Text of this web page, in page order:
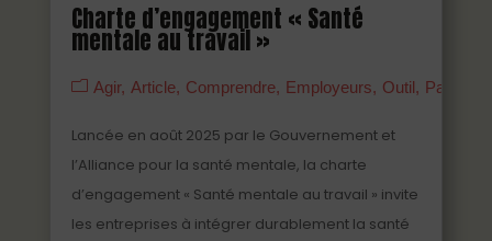
Charte d’engagement « Santé
mentale au travail »
Agir Article Comprendre Employeurs Outil
Lancée en août 2025 par le Gouvernement et
l’Alliance pour la santé mentale, la charte
d’engagement « Santé mentale au travail » invite
les entreprises à intégrer durablement la santé